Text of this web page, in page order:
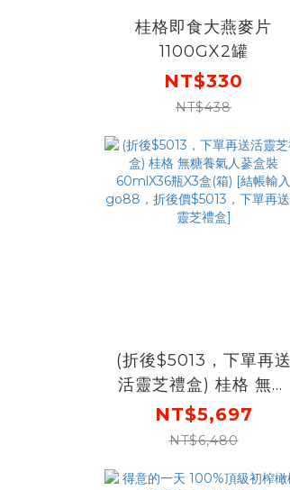
桂格即食大燕麥片
1100GX2罐
NT$330
NT$438
(折後$5013，下單再送
活靈芝禮盒) 桂格 無糖
養氣人蔘盒裝60mlX36
瓶X3盒(箱) [結帳輸入
下單再送活靈芝禮盒]
NT$5,697
NT$6,480